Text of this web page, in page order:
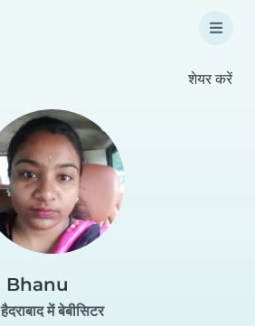
शेयर करें
Bhanu
हैदराबाद में बेबीसिटर